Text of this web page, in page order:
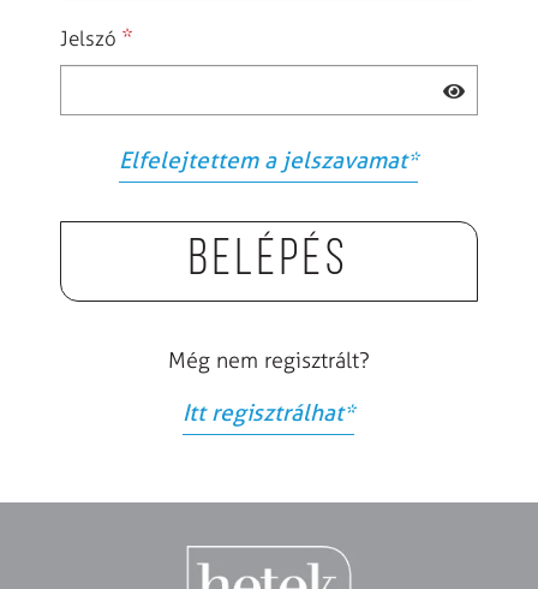
Jelszó *
Elfelejtettem a jelszavamat*
Belépés
Még nem regisztrált?
Itt regisztrálhat*